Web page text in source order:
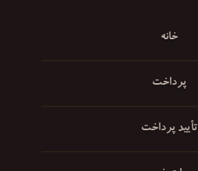
خانه
پرداخت
تأیید پرداخت